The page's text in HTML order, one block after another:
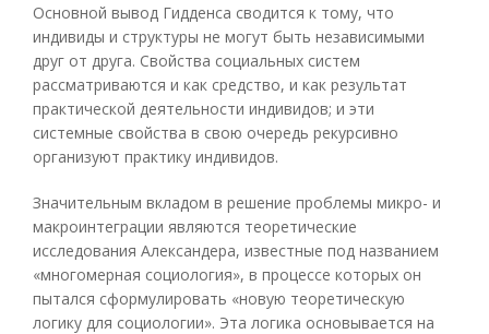
Основной вывод Гидденса сводится к тому, что
индивиды и структуры не могут быть независимыми
друг от друга. Свойства социальных систем
рассматриваются и как средство, и как результат
практической деятельности индивидов; и эти
системные свойства в свою очередь рекурсивно
организуют практику индивидов.
Значительным вкладом в решение проблемы микро- и
макроинтеграции являются теоретические
исследования Александера, известные под названием
«многомерная социология», в процессе которых он
пытался сформулировать «новую теоретическую
логику для социологии». Эта логика основывается на